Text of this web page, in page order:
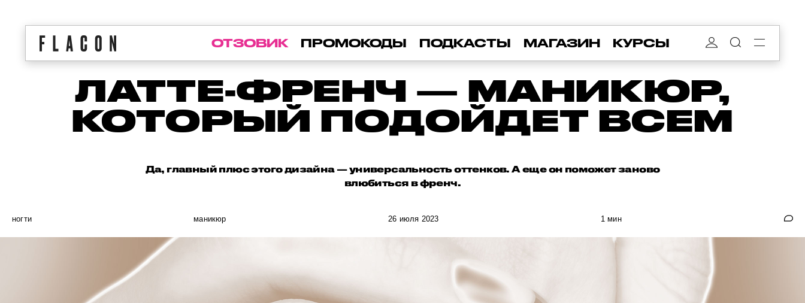
ОТЗОВИК ПРОМОКОДЫ ПОДКАСТЫ МАГАЗИН КУРСЫ
ЛАТТЕ-ФРЕНЧ — МАНИКЮР,
КОТОРЫЙ ПОДОЙДЕТ ВСЕМ
Да, главный плюс этого дизайна — универсальность оттенков. А еще он поможет заново
влюбиться в френч.
ногти маникюр 26 июля 2023 1 мин